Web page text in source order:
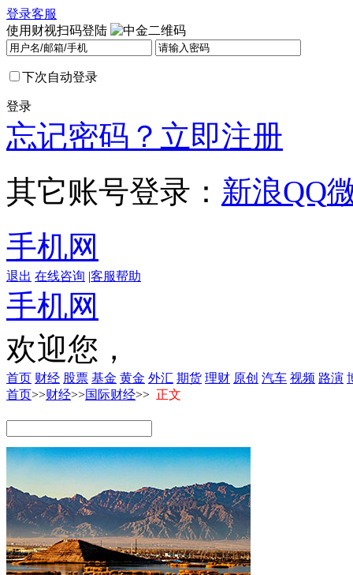
登录客服
使用财视扫码登陆
下次自动登录
登录
忘记密码？ 立即注册
其它账号登录： 新浪QQ
手机网
退出 在线咨询 |客服帮助
手机网
欢迎您，
首页 财经 股票 基金 黄金 外汇 期货 理财 原创 汽车 视频 路演
首页>>财经>>国际财经>> 正文